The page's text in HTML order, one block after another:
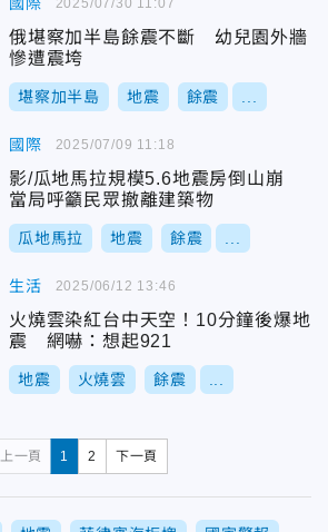
俄堪察加半島餘震不斷 幼兒園外牆
慘遭震垮
堪察加半島 地震 餘震
國際
影/瓜地馬拉規模5.6地震房倒山崩
當局呼籲民眾撤離建築物
瓜地馬拉 地震 餘震
2025/07/09 11:18
生活
火燒雲染紅台中天空！10分鐘後爆地
震 網嚇：想起921
地震 火燒雲 餘震
2025/06/12 13:46
上一頁 1 2 下一頁